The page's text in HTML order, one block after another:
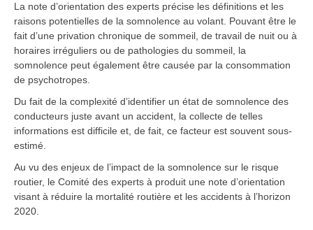
La note d’orientation des experts précise les définitions et les
raisons potentielles de la somnolence au volant. Pouvant être le
fait d’une privation chronique de sommeil, de travail de nuit ou à
horaires irréguliers ou de pathologies du sommeil, la
somnolence peut également être causée par la consommation
de psychotropes.
Du fait de la complexité d’identifier un état de somnolence des
conducteurs juste avant un accident, la collecte de telles
informations est difficile et, de fait, ce facteur est souvent sous-
estimé.
Au vu des enjeux de l’impact de la somnolence sur le risque
routier, le Comité des experts à produit une note d’orientation
visant à réduire la mortalité routière et les accidents à l’horizon
2020.